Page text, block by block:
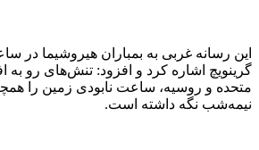
گرینویچ اشاره کرد و افزود: تنش‌های رو به
متحده و روسیه، ساعت نابودی زمین را
نیمه‌شب نگه داشته است.